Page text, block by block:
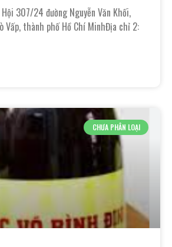
307/24 đường Nguyễn Văn Khối,
Vấp, thành phố Hồ Chí MinhĐịa chỉ 2:
CHƯA PHÂN LOẠI